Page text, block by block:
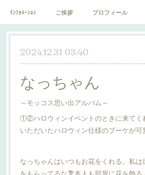
ｲﾝﾌｫﾒｰｼｮﾝ ご挨拶 プロフィール
作家一覧 絵里子画報
2024.12.31 03:40
なっちゃん
～モッコス思い出アルバム～
①②ハロウィンイベントのときに来てく
いただいたハロウィン仕様のブーケが可
なっちゃんはいつもお花をくれる。私
をもらってるな💐本人も部屋に花を飾